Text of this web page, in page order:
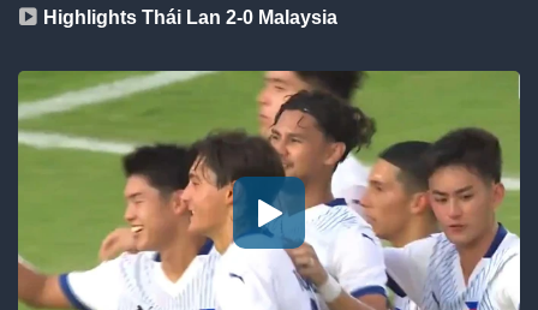
Highlights Thái Lan 2-0 Malaysia